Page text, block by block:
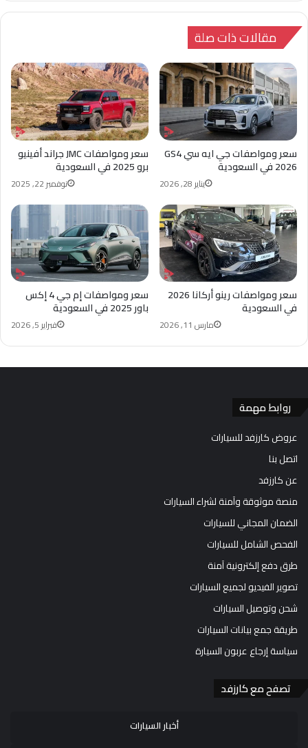
الويوك
تشا
مقالات ذات صلة
سعر ومواصفات JMC جراند أفينيو
برو 2025 في السعودية
نوفمبر 22, 2025
سعر ومواصفات جي ايه سي GS4
2026 في السعودية
يناير 28, 2026
سعر ومواصفات إم جي 4 إكس
باور 2025 في السعودية
فبراير 5, 2026
سعر ومواصفات رينو أركانا 2026
في السعودية
مارس 11, 2026
روابط مهمة
عروض كارزفد للسيارات
اتصل بنا
عن كارزفد
منصة موثوقة وآمنة لشراء السيارات
الضمان المجاني للسيارات
الفحص الشامل للسيارات
طرق دفع إلكترونية آمنة
تصوير الفيديو لجميع السيارات
شحن وتوصيل السيارات
طريقة جمع بيانات السيارات
سياسة إرجاع عربون السيارة
تصفح مع كارزفد
أخبار السيارات